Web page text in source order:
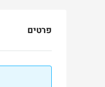
פרטים